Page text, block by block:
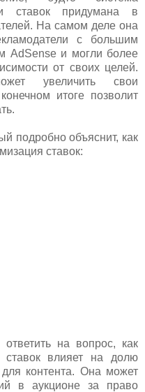
ставок придумана в
На самом деле она
с большим
AdSense и могли более
от своих целей.
увеличить свои
итоге позволит
подробно объяснит, как
ставок:
на вопрос, как
ставок влияет на долю
контента. Она может
в аукционе за право